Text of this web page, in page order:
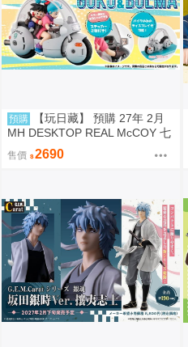
預購
【玩日藏】 預購 27年 2月
MH DESKTOP REAL McCOY 七
龍珠 06 孫悟空 & 布瑪 機車 限定
復刻式樣版 代理版
售價 2690